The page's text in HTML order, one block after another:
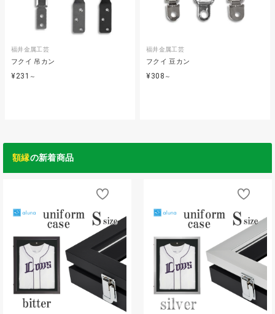
福井金属工芸
フクイ 吊カン
¥231 ～
福井金属工芸
フクイ 豆カン
¥308 ～
額縁の新着商品